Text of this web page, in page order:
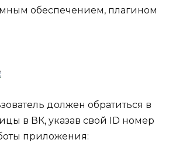
обеспечением, плагином
должен обратиться в
в ВК, указав свой ID номер
приложения: